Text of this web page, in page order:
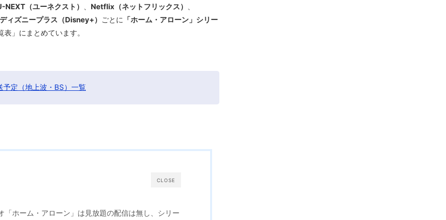
NEXT（ユーネクスト） 、 Netflix（ネットフリックス） 、
ィズニープラス（Disney+） ごとに 「ホーム・アローン」シリー
」にまとめています。
定（地上波・BS）一覧
CLOSE
「ホーム・アローン」は見放題の配信は無し、シリー